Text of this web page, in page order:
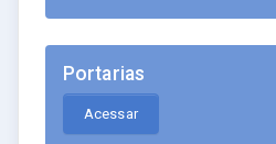
Portarias
Acessar